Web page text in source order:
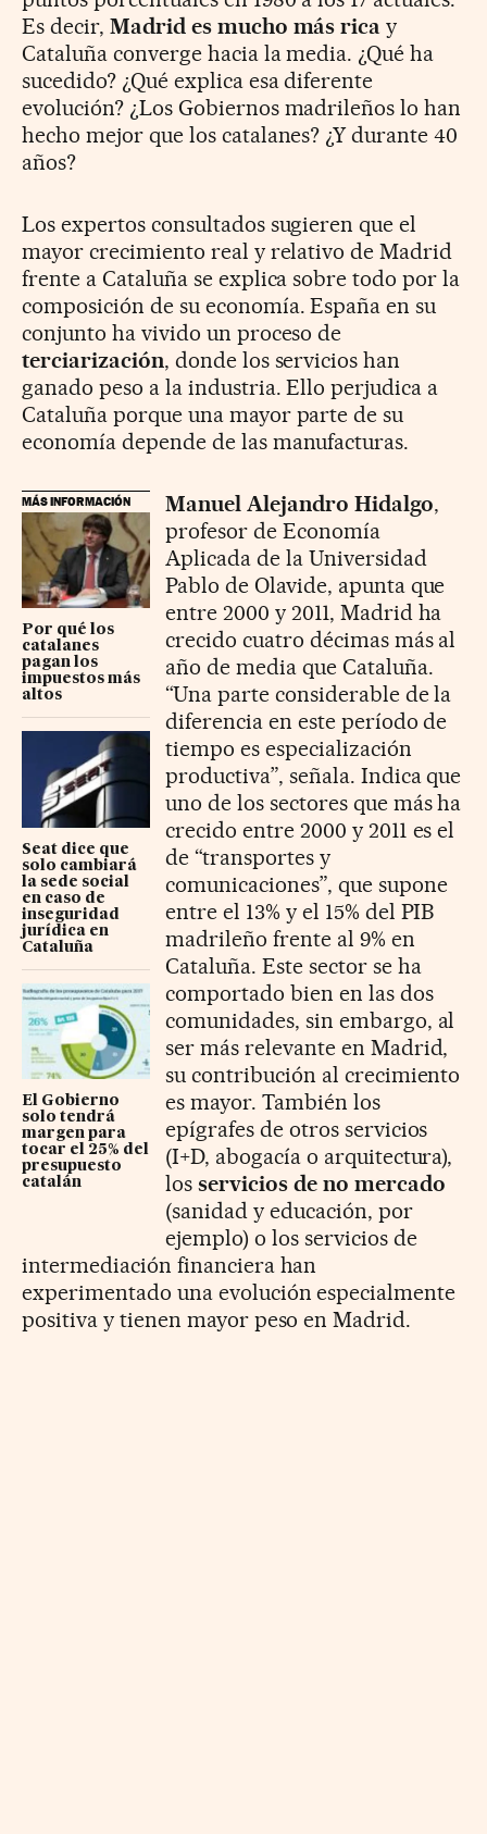
Es decir, Madrid es mucho más rica y
Cataluña converge hacia la media. ¿Qué ha
sucedido? ¿Qué explica esa diferente
evolución? ¿Los Gobiernos madrileños lo han
hecho mejor que los catalanes? ¿Y durante 40
años?
Los expertos consultados sugieren que el
mayor crecimiento real y relativo de Madrid
frente a Cataluña se explica sobre todo por la
composición de su economía. España en su
conjunto ha vivido un proceso de
terciarización, donde los servicios han
ganado peso a la industria. Ello perjudica a
Cataluña porque una mayor parte de su
economía depende de las manufacturas.
MÁS INFORMACIÓN
Por qué los
catalanes
pagan los
impuestos más
altos
Seat dice que
solo cambiará
la sede social
en caso de
inseguridad
jurídica en
Cataluña
El Gobierno
solo tendrá
margen para
tocar el 25% del
presupuesto
catalán
Manuel Alejandro Hidalgo,
profesor de Economía
Aplicada de la Universidad
Pablo de Olavide, apunta que
entre 2000 y 2011, Madrid ha
crecido cuatro décimas más al
año de media que Cataluña.
“Una parte considerable de la
diferencia en este período de
tiempo es especialización
productiva”, señala. Indica que
uno de los sectores que más ha
crecido entre 2000 y 2011 es el
de “transportes y
comunicaciones”, que supone
entre el 13% y el 15% del PIB
madrileño frente al 9% en
Cataluña. Este sector se ha
comportado bien en las dos
comunidades, sin embargo, al
ser más relevante en Madrid,
su contribución al crecimiento
es mayor. También los
epígrafes de otros servicios
(I+D, abogacía o arquitectura),
los servicios de no mercado
(sanidad y educación, por
ejemplo) o los servicios de
intermediación financiera han
experimentado una evolución especialmente
positiva y tienen mayor peso en Madrid.